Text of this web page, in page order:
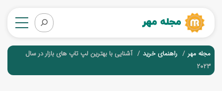
مجله مهر راهنمای خرید
آشنایی با بهترین لپ تاپ های بازار در سال
۲۰۲۳